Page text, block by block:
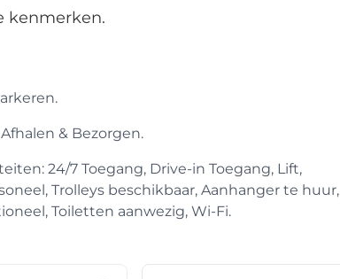
kenmerken.
& Bezorgen.
24/7 Toegang, Drive-in Toegang, Lift,
Trolleys beschikbaar, Aanhanger te huur,
Toiletten aanwezig, Wi-Fi.